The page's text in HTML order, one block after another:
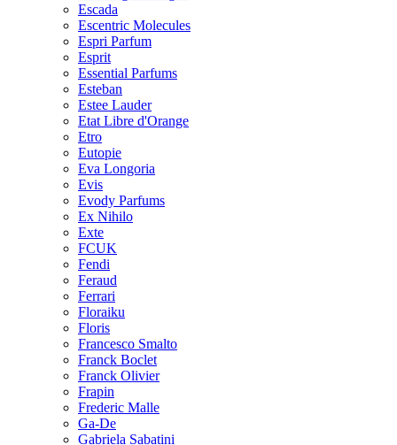
Escada
Escentric Molecules
Espri Parfum
Esprit
Essential Parfums
Esteban
Estee Lauder
Etat Libre d'Orange
Etro
Eutopie
Eva Longoria
Evis
Evody Parfums
Ex Nihilo
Exte
FCUK
Fendi
Feraud
Ferrari
Floraiku
Floris
Francesco Smalto
Franck Boclet
Franck Olivier
Frapin
Frederic Malle
Ga-De
Gabriela Sabatini